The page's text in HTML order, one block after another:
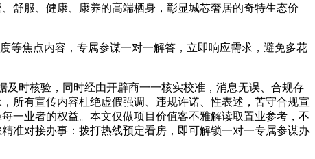
舒服、健康、康养的高端栖身，彰显城芯奢居的奇特生态价
焦点内容，专属参谋一对一解答，立即响应需求，避免多花
时核验，同时经由开辟商一一核实校准，消息无误、合规存
所有宣传内容杜绝虚假强调、违规许诺、性表述，苦守合规宣
一业者的权益。本文仅做项目价值客不雅解读取置业参考，不
准对接办事：拨打热线预定看房，即可解锁一对一专属参谋办